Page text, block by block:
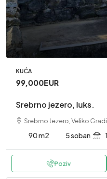
KUĆA
99,000EUR
Srebrno jezero, luks.
Srebrno Jezero, Veliko
90 m2 5 soban 1
Poziv